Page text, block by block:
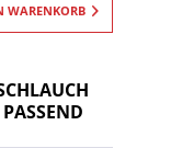
WARENKORB